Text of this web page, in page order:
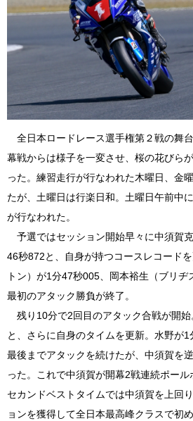
全日本ロードレース選手権第２戦の舞
幕戦からは様子を一変させ、桜の花びら
った。練習走行が行なわれた木曜日、金
たが、土曜日は行楽日和。土曜日午前中
が行なわれた。
予選ではセッション開始早々に中須賀
46秒872と、自身が持つコースレコード
トン）が1分47秒005、岡本裕生（ブリ
最初のアタック勝負が終了。
残り10分で2回目のアタック合戦が開
と、さらに自身のタイムを更新。水野が
最後までアタックを続けたが、中須賀を
った。これで中須賀が開幕2戦連続ポー
セカンドベストタイムでは中須賀を上回
ョンを獲得して全日本最高峰クラスで初